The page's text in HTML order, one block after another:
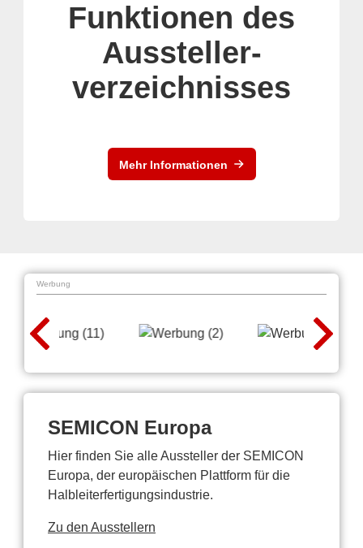
Funktionen des
Aussteller-
verzeichnisses
Mehr Informationen
Werbung
SEMICON Europa
Hier finden Sie alle Aussteller der SEMICON
Europa, der europäischen Plattform für die
Halbleiterfertigungsindustrie.
Zu den Ausstellern